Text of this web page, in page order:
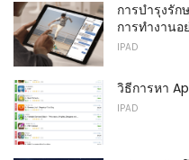
การบำรุงรัก
การทำงาน
IPAD
วิธีการหา
IPAD